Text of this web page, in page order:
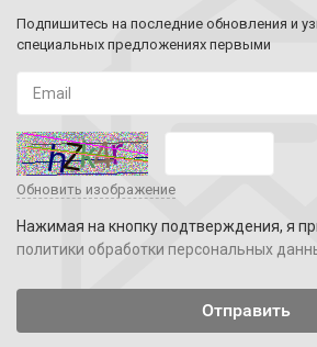
Подпишитесь на последние обновления и
специальных предложениях первыми
Обновить изображение
Нажимая на кнопку подтверждения, я
политики обработки персональных